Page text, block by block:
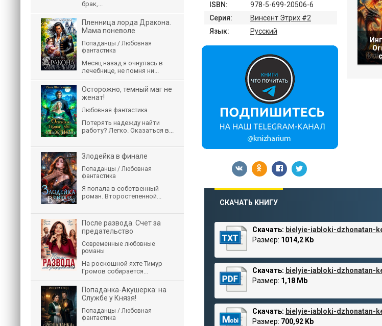
ISBN:
978-5-699-20506-6
Серия:
Винсент Этрих #2
Язык:
Русский
СКАЧАТЬ КНИГУ
Скачать: bielyie-iabloki-dzhonatan-
Размер: 1014,2 Kb
Скачать: bielyie-iabloki-dzhonatan-
Размер: 1,18 Mb
Скачать: bielyie-iabloki-dzhonatan-
Размер: 700,92 Kb
брак,...
Пленница лорда Дракона.
Мама поневоле
Попаданцы / Любовная
фантастика
Месяц назад я очнулась в
лечебнице, не помня ни...
Осторожно, темный маг не
женат!
Любовная фантастика
Потерять надежду найти
работу? Легко. Оказаться в...
Злодейка в финале
Попаданцы / Любовная
фантастика
Я попала в собственный
роман. Второстепенной...
После развода. Счет за
предательство
Современные любовные
романы
На роскошной яхте Тимур
Громов собирается...
Попаданка-Акушерка: на
Службе у Князя!
Попаданцы / Любовная
фантастика